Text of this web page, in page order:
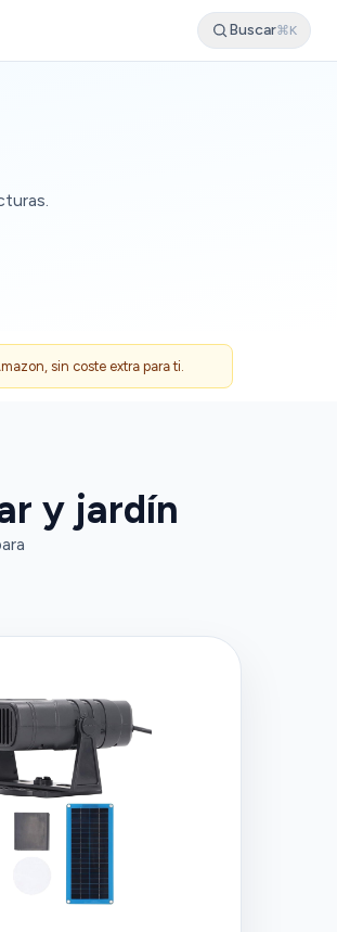
Buscar⌘K
sin coste extra para ti.
y jardín